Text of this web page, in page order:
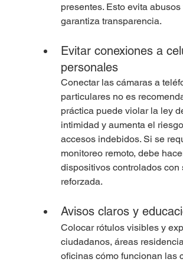
presentes. Esto evita abusos
garantiza transparencia.
Evitar conexiones a
personales
Conectar las cámaras a
particulares no es
práctica puede violar la ley
intimidad y aumenta el
accesos indebidos. Si se
monitoreo remoto, debe
dispositivos controlados con
reforzada.
Avisos claros y
Colocar rótulos visibles y
ciudadanos, áreas
oficinas cómo funcionan las